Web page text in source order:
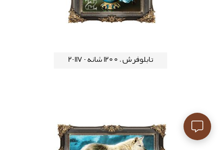
تابلوفرش ، 1200 شانه - 117-2